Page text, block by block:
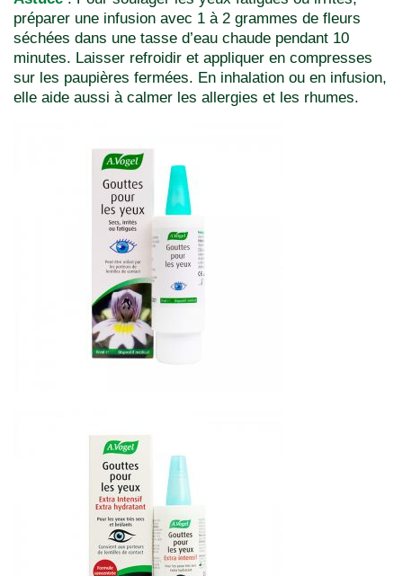
préparer une infusion avec 1 à 2 grammes de fleurs
séchées dans une tasse d’eau chaude pendant 10
minutes. Laisser refroidir et appliquer en compresses
sur les paupières fermées. En inhalation ou en infusion,
elle aide aussi à calmer les allergies et les rhumes.